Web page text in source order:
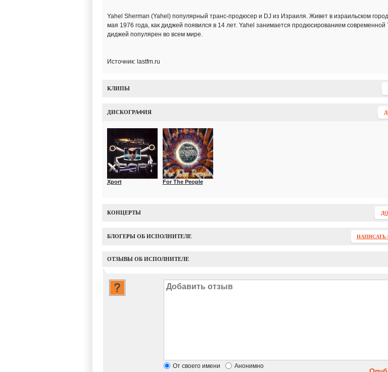
Yahel Sherman (Yahel) популярный транс-продюсер и DJ из Израиля. Живет в израильском
мая 1976 года, как диджей появился в 14 лет. Yahel занимается продюсированием современной
диджей популярен во всем мире.
Источник: lastfm.ru
КЛИПЫ
ДИСКОГРАФИЯ
Xport
For The People
КОНЦЕРТЫ
БЛОГЕРЫ ОБ ИСПОЛНИТЕЛЕ НАПИСАТЬ
ОТЗЫВЫ ОБ ИСПОЛНИТЕЛЕ
От своего имени Анонимно